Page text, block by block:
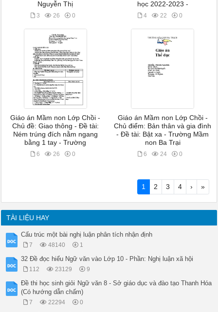
Nguyễn Thị
3 26 0
học 2022-2023 -
4 22 0
Giáo án Mầm non Lớp Chồi -
Chủ đề: Giao thông - Đề tài:
Ném trúng đích nằm ngang
bằng 1 tay - Trường
6 26 0
Giáo án Mầm non Lớp Chồi -
Chủ điểm: Bản thân và gia đình
- Đề tài: Bật xa - Trường Mầm
non Ba Trại
6 24 0
1 2 3 4 › »
TÀI LIỆU HAY
Cấu trúc một bài nghị luận phân tích nhận định
7 48140 1
32 Đề đọc hiểu Ngữ văn vào Lớp 10 - Phần: Nghị luận xã hội
112 23129 9
Đề thi học sinh giỏi Ngữ văn 8 - Sở giáo dục và đào tạo Thanh Hóa
(Có hướng dẫn chấm)
7 22294 0